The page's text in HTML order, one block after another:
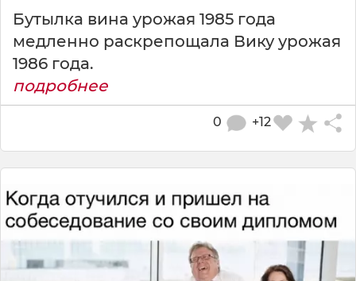
Бутылка вина урожая 1985 года
медленно раскрепощала Вику урожая
1986 года.
подробнее
+12
0